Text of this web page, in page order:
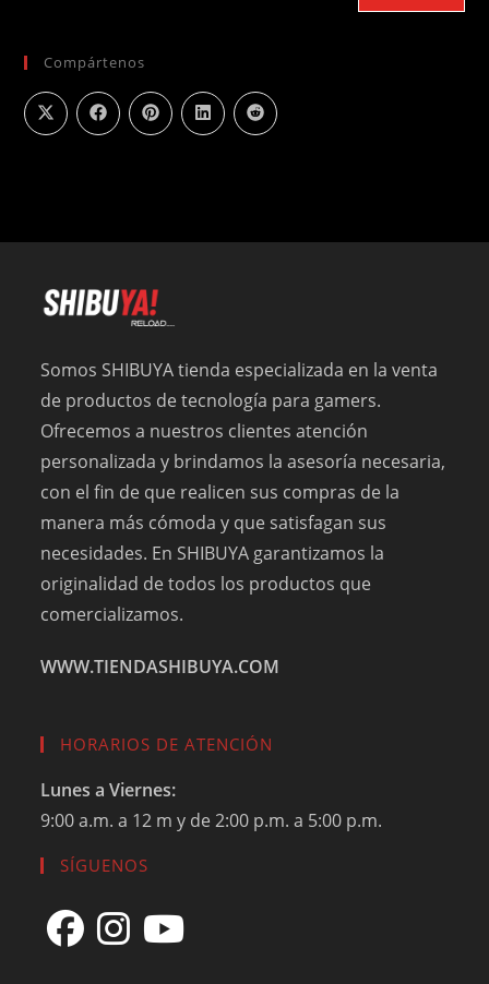
Compártenos
Somos SHIBUYA tienda especializada en la venta
de productos de tecnología para gamers.
Ofrecemos a nuestros clientes atención
personalizada y brindamos la asesoría necesaria,
con el fin de que realicen sus compras de la
manera más cómoda y que satisfagan sus
necesidades. En SHIBUYA garantizamos la
originalidad de todos los productos que
comercializamos.
WWW.TIENDASHIBUYA.COM
HORARIOS DE ATENCIÓN
Lunes a Viernes:
9:00 a.m. a 12 m y de 2:00 p.m. a 5:00 p.m.
SÍGUENOS